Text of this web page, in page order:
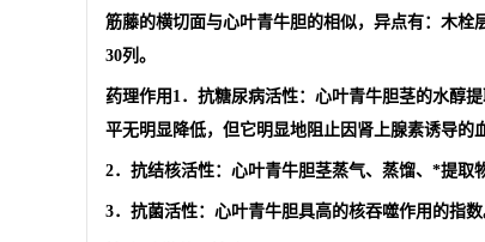
筋藤的横切面与心叶青牛胆的相似，异点有：木栓
30列。
药理作用1．抗糖尿病活性：心叶青牛胆茎的水醇
平无明显降低，但它明显地阻止因肾上腺素诱导的
2．抗结核活性：心叶青牛胆茎蒸气、蒸馏、*提取
3．抗菌活性：心叶青牛胆具高的核吞噬作用的指数